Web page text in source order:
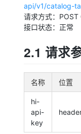
api/v1/catalog-
请求方式：
接口状态：正常
2.1 请求
名称 位置
hi-
api-
key